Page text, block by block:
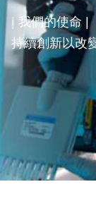
| 我們的使命 |
持續創新以改